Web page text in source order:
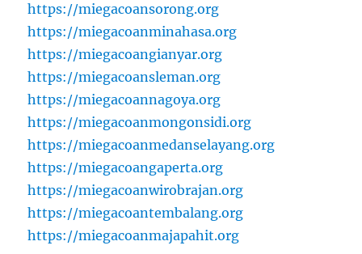
https://miegacoansorong.org
https://miegacoanminahasa.org
https://miegacoangianyar.org
https://miegacoansleman.org
https://miegacoannagoya.org
https://miegacoanmongonsidi.org
https://miegacoanmedanselayang.org
https://miegacoangaperta.org
https://miegacoanwirobrajan.org
https://miegacoantembalang.org
https://miegacoanmajapahit.org